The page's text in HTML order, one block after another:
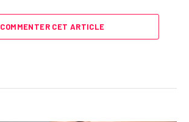
COMMENTER CET ARTICLE